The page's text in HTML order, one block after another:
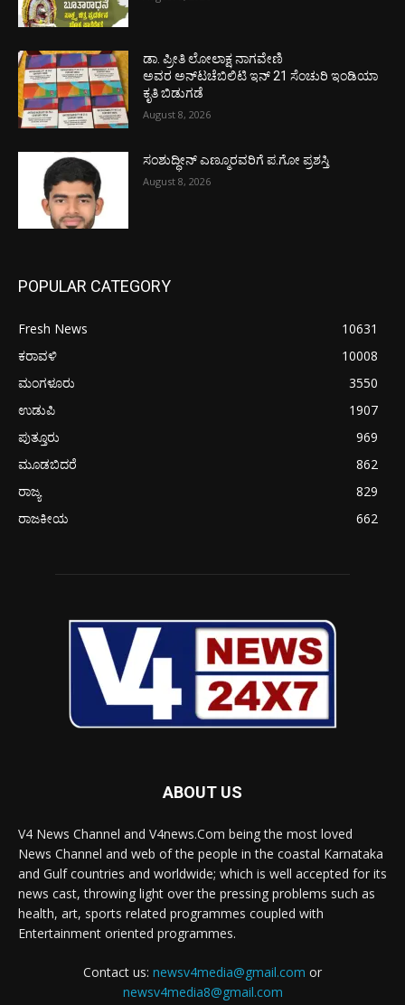
ಡಾ. ಪ್ರೀತಿ ಲೋಲಾಕ್ಷ ನಾಗವೇಣಿ
ಅವರ ಅನ್‌ಟಚೆಬಿಲಿಟಿ ಇನ್ 21 ಸೆಂಚುರಿ ಇಂಡಿಯಾ
ಕೃತಿ ಬಿಡುಗಡೆ
August 8, 2026
ಸಂಶುದ್ಧೀನ್ ಎಣ್ಮೂರವರಿಗೆ ಪ.ಗೋ ಪ್ರಶಸ್ತಿ
August 8, 2026
POPULAR CATEGORY
Fresh News
10631
ಕರಾವಳಿ
10008
ಮಂಗಳೂರು
3550
ಉಡುಪಿ
1907
ಪುತ್ತೂರು
969
ಮೂಡಬಿದರೆ
862
ರಾಜ್ಯ
829
ರಾಜಕೀಯ
662
ABOUT US
V4 News Channel and V4news.Com being the most loved
News Channel and web of the people in the coastal Karnataka
and Gulf countries and worldwide; which is well accepted for its
news cast, throwing light over the pressing problems such as
health, art, sports related programmes coupled with
Entertainment oriented programmes.
Contact us: newsv4media@gmail.com or
newsv4media8@gmail.com